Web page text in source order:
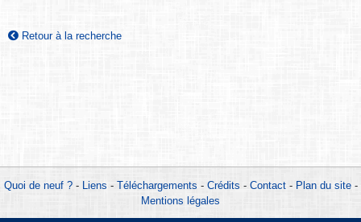
Retour à la recherche
Quoi de neuf ?- Liens - Téléchargements - Crédits - Contact- Plan du site-
Mentions légales